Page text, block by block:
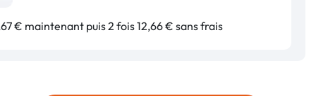
€ maintenant puis 2 fois 12,66 € sans frais